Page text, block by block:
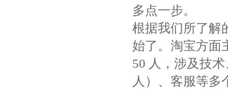
多点一步。
根据我们所了解
始了。淘宝方面
50 人，涉及技
人）、客服等多